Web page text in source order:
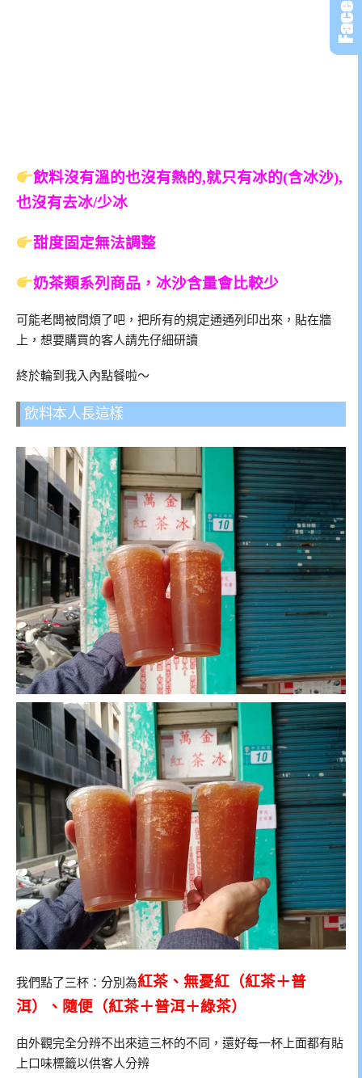
飲料沒有溫的也沒有熱的,就只有冰的(含冰沙),
也沒有去冰/少冰
甜度固定無法調整
奶茶類系列商品，冰沙含量會比較少
可能老闆被問煩了吧，把所有的規定通通列印出來，貼在牆
上，想要購買的客人請先仔細研讀
終於輪到我入內點餐啦～
飲料本人長這樣
我們點了三杯：分別為紅茶、無憂紅（紅茶＋普
洱）、隨便（紅茶＋普洱＋綠茶）
由外觀完全分辨不出來這三杯的不同，還好每一杯上面都有貼
上口味標籤以供客人分辨